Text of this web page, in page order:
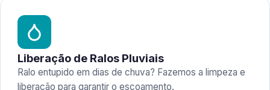
Liberação de Ralos Pluviais
Ralo entupido em dias de chuva? Fazemos a limpeza e
liberação para garantir o escoamento.